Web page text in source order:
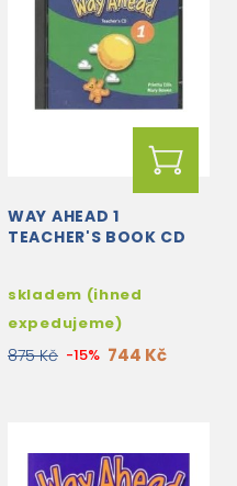
WAY AHEAD 1
TEACHER'S BOOK CD
skladem (ihned
expedujeme)
875 Kč -15% 744 Kč